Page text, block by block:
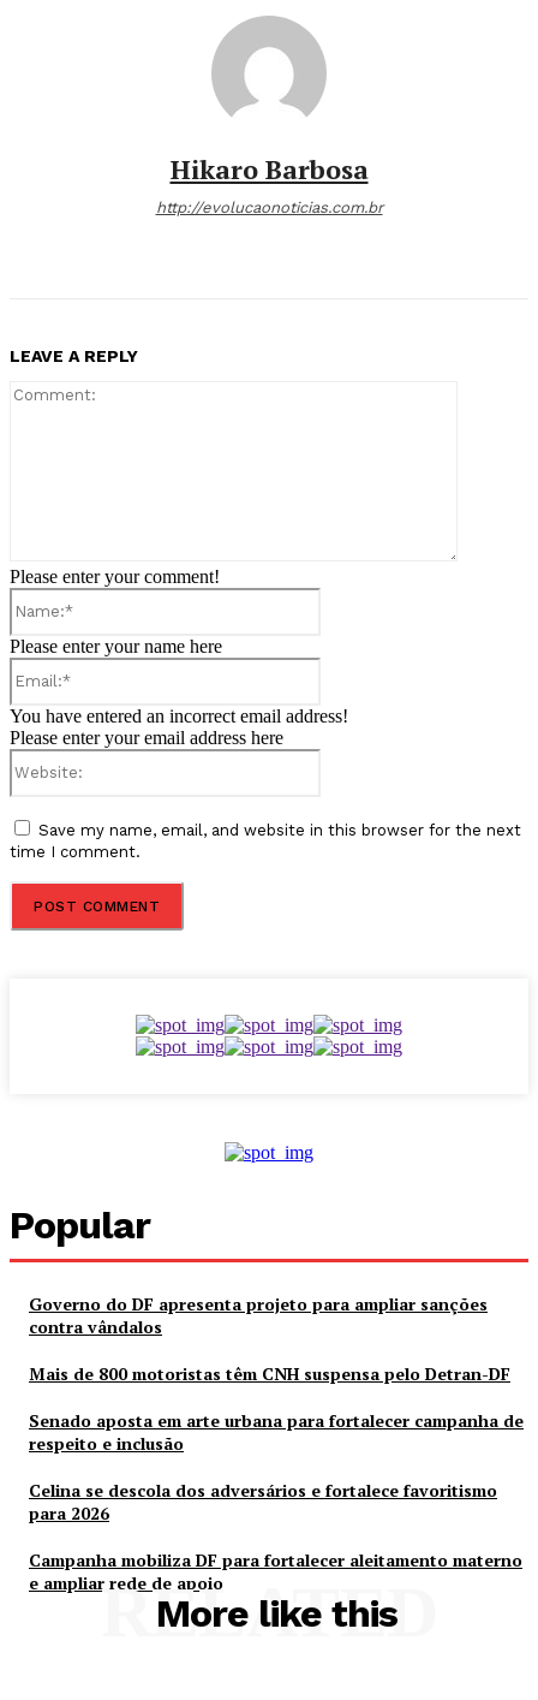
Hikaro Barbosa
http://evolucaonoticias.com.br
LEAVE A REPLY
Please enter your comment!
Please enter your name here
You have entered an incorrect email address!
Please enter your email address here
Save my name, email, and website in this browser for the next
time I comment.
Popular
Governo do DF apresenta projeto para ampliar sanções
contra vândalos
Mais de 800 motoristas têm CNH suspensa pelo Detran-DF
Senado aposta em arte urbana para fortalecer campanha de
respeito e inclusão
Celina se descola dos adversários e fortalece favoritismo
para 2026
Campanha mobiliza DF para fortalecer aleitamento materno
e ampliar rede de apoio
More like this
RELATED